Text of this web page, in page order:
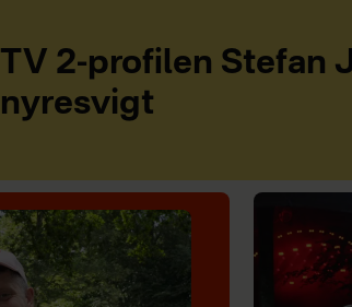
TV 2-profilen Stefan
nyresvigt